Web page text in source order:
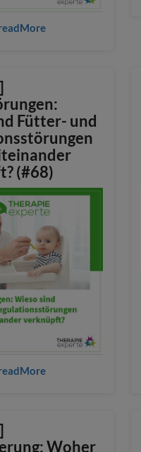
Fütter- und
(#68)
Woher